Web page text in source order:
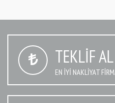
TEKLIF AL
EN IYI NAKLIYAT